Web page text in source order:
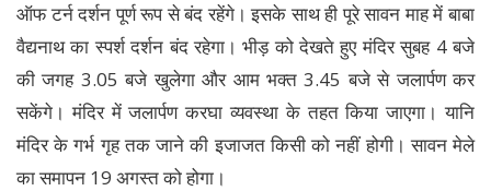
ऑफ टर्न दर्शन पूर्ण रूप से बंद रहेंगे। इसके साथ ही पूरे सावन माह में बाबा
वैद्यनाथ का स्पर्श दर्शन बंद रहेगा। भीड़ को देखते हुए मंदिर सुबह 4 बजे
की जगह 3.05 बजे खुलेगा और आम भक्त 3.45 बजे से जलार्पण कर
सकेंगे। मंदिर में जलार्पण करघा व्यवस्था के तहत किया जाएगा। यानि
मंदिर के गर्भ गृह तक जाने की इजाजत किसी को नहीं होगी। सावन मेले
का समापन 19 अगस्त को होगा।